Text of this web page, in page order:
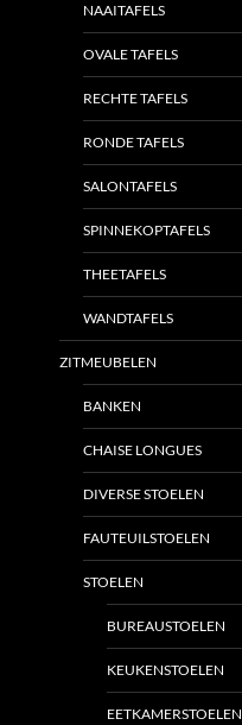
NAAITAFELS
OVALE TAFELS
RECHTE TAFELS
RONDE TAFELS
SALONTAFELS
SPINNEKOPTAFELS
THEETAFELS
WANDTAFELS
ZITMEUBELEN
BANKEN
CHAISE LONGUES
DIVERSE STOELEN
FAUTEUILSTOELEN
STOELEN
BUREAUSTOELEN
KEUKENSTOELEN
EETKAMERSTOELEN